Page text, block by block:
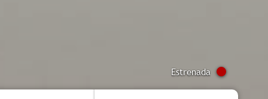
Estrenada